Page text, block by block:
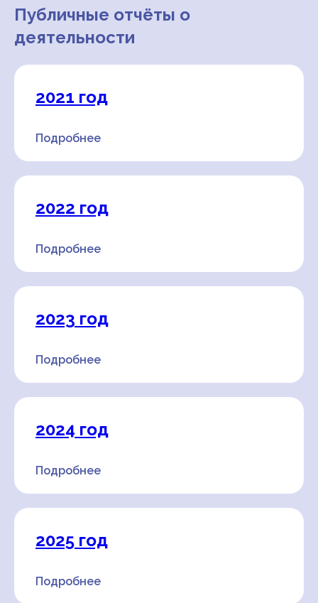
Публичные отчёты о
деятельности
2021 год
Подробнее
2022 год
Подробнее
2023 год
Подробнее
2024 год
Подробнее
2025 год
Подробнее